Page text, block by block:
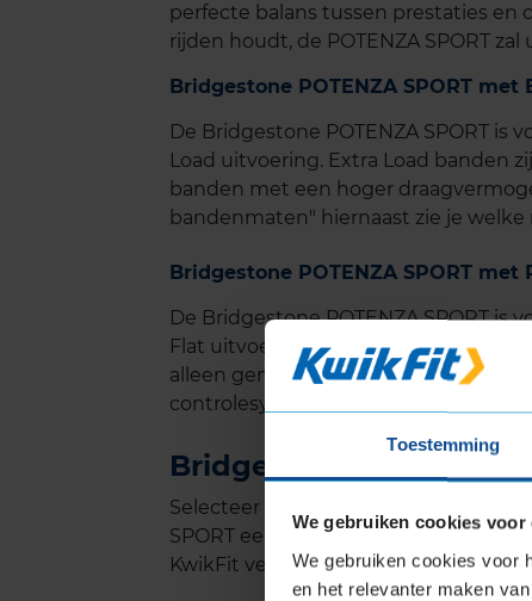
Toestemming
We gebruiken cookies
We gebruiken cookies voor
en het relevanter maken
perfecte balans tussen prestaties en
rijden houdt, de POTENZA SPORT
Bridgestone POTENZA SPORT
De Bridgestone POTENZA SPORT is
Load uitvoering. Extra Load banden
banden met een hoger
bandenmaten" hiernaast zie je
Bridgestone POTENZA SPORT met
De Bridgestone POTENZA SPORT is
Flat uitvoering. Met Run-Flat kun je
alleen gemonteerd worden bij
controlesysteem en velgen die
Bridgestone POTENZA
Selecteer in de bandenmatenlijst
SPORT eenvoudig online en plan
KwikFit vestiging.